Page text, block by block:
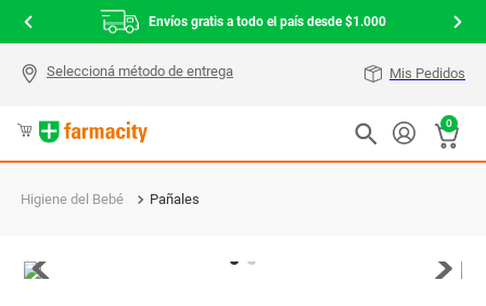
Envíos gratis a todo el país desde $1.000
Mis Pedidos
0
Higiene del Bebé Pañales